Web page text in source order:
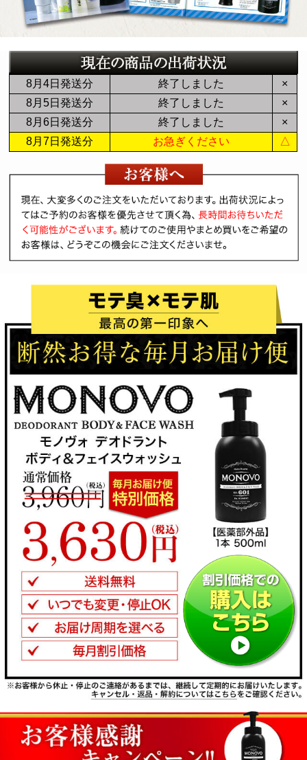
8月4日発送分 終了しました
×
8月5日発送分
終了しました
×
8月6日発送分
終了しました
×
8月7日発送分
お急ぎください △